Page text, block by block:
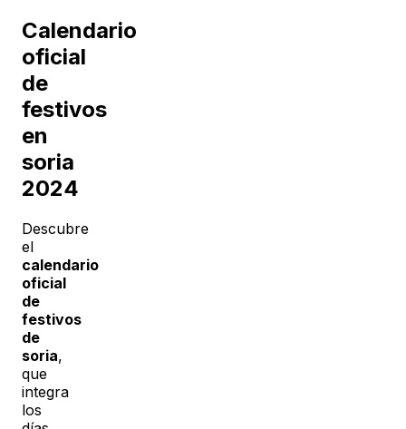
Calendario
oficial
de
festivos
en
soria
2024
Descubre
el
calendario
oficial
de
festivos
de
soria,
que
integra
los